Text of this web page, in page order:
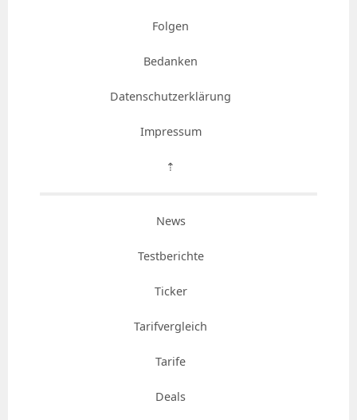
Folgen
Bedanken
Datenschutzerklärung
Impressum
⇡
News
Testberichte
Ticker
Tarifvergleich
Tarife
Deals